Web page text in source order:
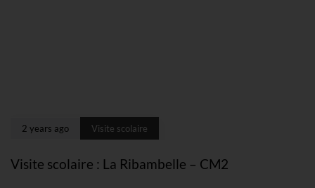
2 years ago Visite scolaire
Visite scolaire : La Ribambelle – CM2